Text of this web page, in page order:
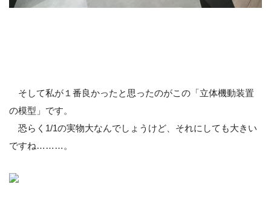
そして私が１番良かったと思ったのがこの「立体機動装置
の模型」です。
恐らく1/1の実物大なんでしょうけど、それにしても大きい
ですね………。